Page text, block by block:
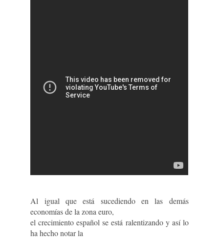
Al igual que está sucediendo en las demás
economías de la zona euro,
el crecimiento español se está ralentizando y así lo
ha hecho notar la